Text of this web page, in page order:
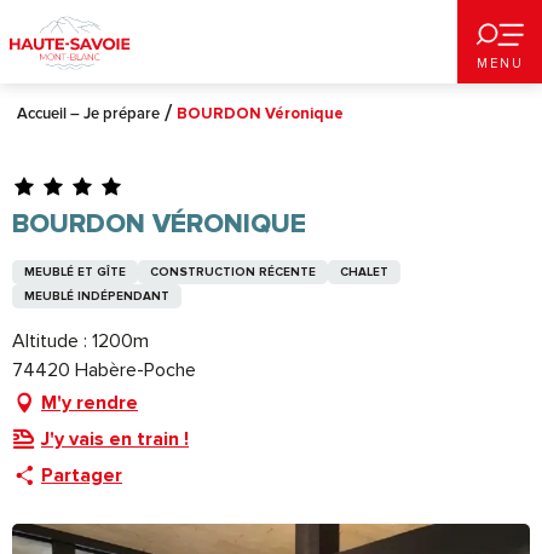
au
contenu
principal
MENU
Accueil – Je prépare BOURDON Véronique
BOURDON VÉRONIQUE
MEUBLÉ ET GÎTE CONSTRUCTION RÉCENTE
CHALET
MEUBLÉ INDÉPENDANT
Altitude : 1200m
74420 Habère-Poche
M'y rendre
J'y vais en train !
Partager